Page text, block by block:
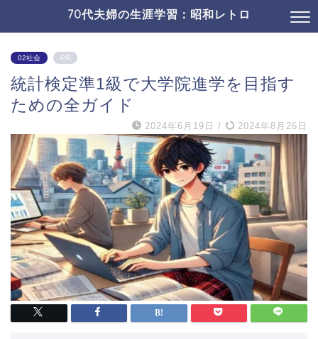
70代夫婦の生涯学習：昭和レトロ
02社会 PR
統計検定準1級で大学院進学を目指す
ための全ガイド
2024年6月19日 / 2024年8月26日